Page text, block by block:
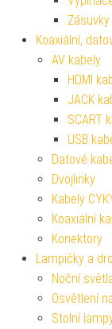
Zásuvky
Koaxiální,
AV kabely
HDMI
JACK
SCART
USB
Datové
Dvojlinky
Kabely
Koaxiální
Konektory
Lampičky a
Noční
Osvětlení
Stolní